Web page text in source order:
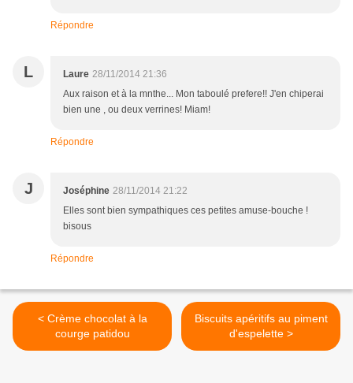
Répondre
L Laure 28/11/2014 21:36
Aux raison et à la mnthe... Mon taboulé prefere!! J'en chiperai
bien une , ou deux verrines! Miam!
Répondre
J Joséphine 28/11/2014 21:22
Elles sont bien sympathiques ces petites amuse-bouche !
bisous
Répondre
< Crème chocolat à la
courge patidou
Biscuits apéritifs au piment
d'espelette >